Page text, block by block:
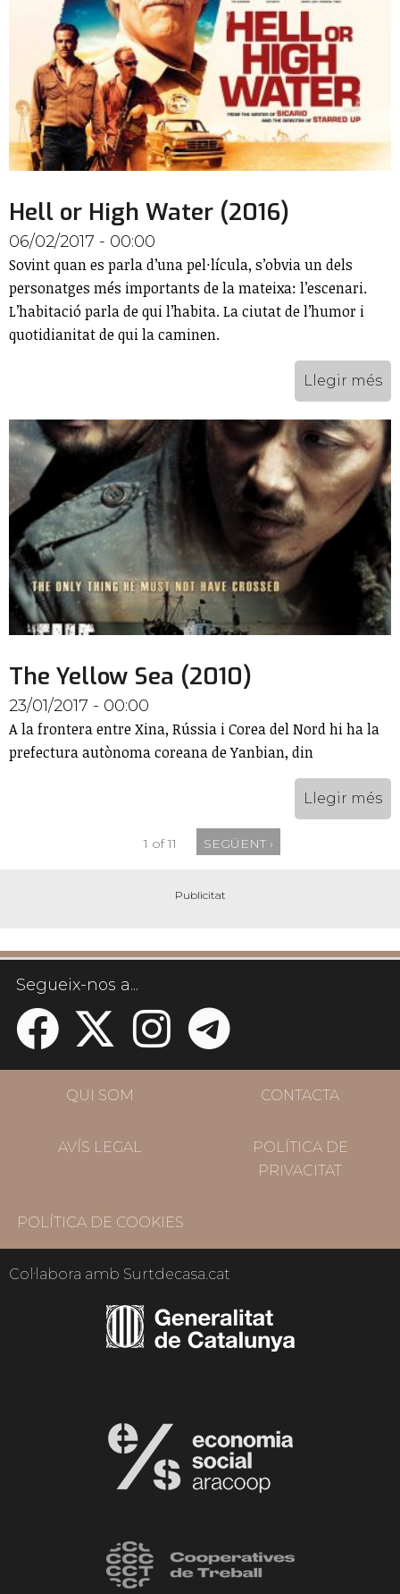
Hell or High Water (2016)
06/02/2017 - 00:00
Sovint quan es parla d’una pel·lícula, s’obvia un dels
personatges més importants de la mateixa: l’escenari.
L’habitació parla de qui l’habita. La ciutat de l’humor i
quotidianitat de qui la caminen.
Llegir més
The Yellow Sea (2010)
23/01/2017 - 00:00
A la frontera entre Xina, Rússia i Corea del Nord hi ha la
prefectura autònoma coreana de Yanbian, din
Llegir més
1 of 11 SEGÜENT ›
Segueix-nos a...
QUI SOM CONTACTA
AVÍS LEGAL
POLÍTICA DE
PRIVACITAT
POLÍTICA DE COOKIES
Col·labora amb Surtdecasa.cat